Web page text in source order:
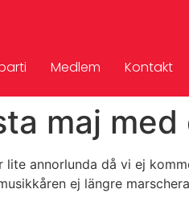
Medlem Kontakt
maj med
annorlunda då vi ej
ej längre